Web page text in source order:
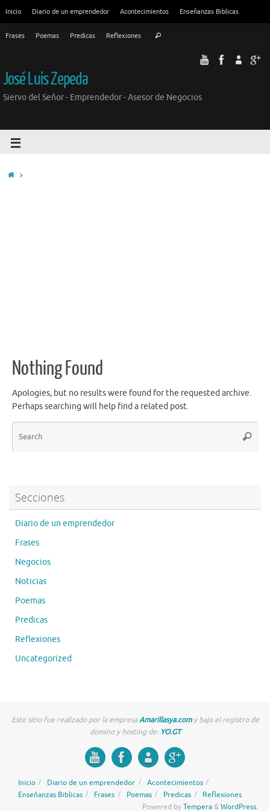
Inicio Diario de un emprendedor Acontecimientos Enseñanzas Biblicas
Frases Poemas Predicas Reflexiones
José Luis Zepeda
Siervo del Señor - Emprendedor - Asesor de Negocios
Nothing Found
Apologies, but no results were found for the requested archive.
Perhaps searching will help find a related post.
Secciones
Diario de un emprendedor
Frases
Negocios
Noticias
Poemas
Predicas
Reflexiones
Uncategorized
Este sitio fue realizado por la empresaAmarillasya.com y bajo el registro de
domino y hosting de: YO.GT
Inicio Diario de un emprendedor
Acontecimientos
Enseñanzas Biblicas
Frases Poemas Predicas
Reflexiones
Powered byTempera&WordPress.